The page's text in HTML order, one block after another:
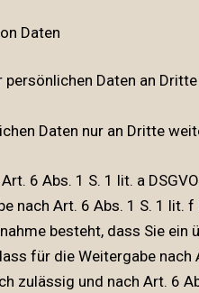
Daten
persönlichen Daten an
Daten nur an Dritte
6 Abs. 1 S. 1 lit. a
nach Art. 6 Abs. 1 S. 1 lit.
besteht, dass Sie
für die Weitergabe
zulässig und nach Art. 6